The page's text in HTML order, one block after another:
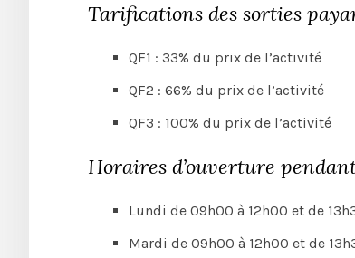
Tarifications des sorties
QF1 : 33% du prix de l’activité
QF2 : 66% du prix de l’activité
QF3 : 100% du prix de l’activité
Horaires d’ouverture
Lundi de 09h00 à 12h00 et de
Mardi de 09h00 à 12h00 et de